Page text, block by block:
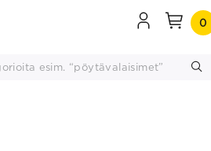
0